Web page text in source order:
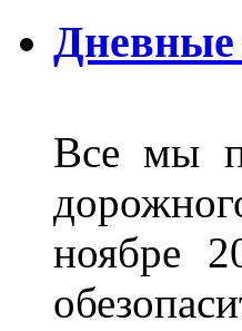
Дневные
Все мы
ноябре